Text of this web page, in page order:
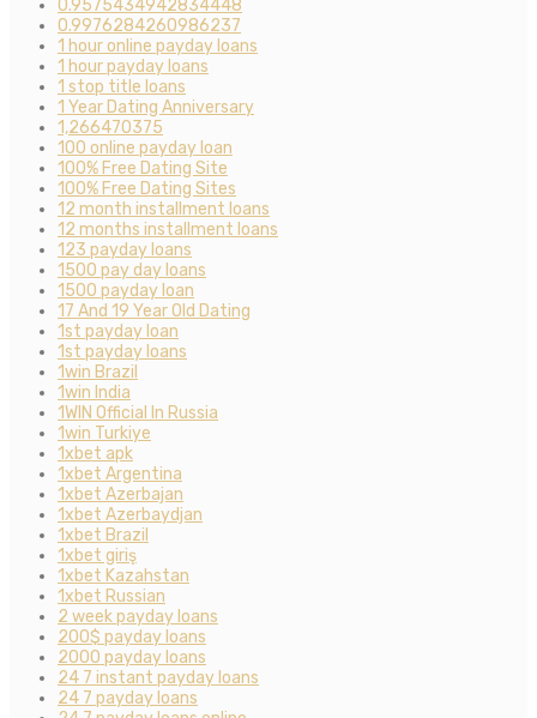
0.9575434942834448
0.9976284260986237
1 hour online payday loans
1 hour payday loans
1 stop title loans
1 Year Dating Anniversary
1,266470375
100 online payday loan
100% Free Dating Site
100% Free Dating Sites
12 month installment loans
12 months installment loans
123 payday loans
1500 pay day loans
1500 payday loan
17 And 19 Year Old Dating
1st payday loan
1st payday loans
1win Brazil
1win India
1WIN Official In Russia
1win Turkiye
1xbet apk
1xbet Argentina
1xbet Azerbajan
1xbet Azerbaydjan
1xbet Brazil
1xbet giriş
1xbet Kazahstan
1xbet Russian
2 week payday loans
200$ payday loans
2000 payday loans
24 7 instant payday loans
24 7 payday loans